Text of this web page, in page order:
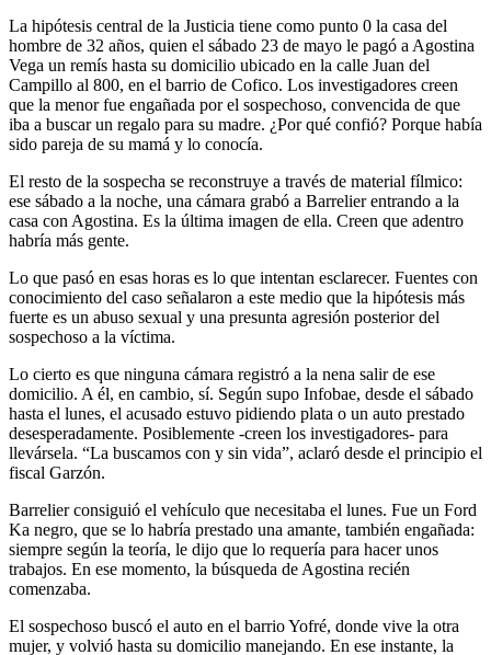
La hipótesis central de la Justicia tiene como punto 0 la casa del
hombre de 32 años, quien el sábado 23 de mayo le pagó a Agostina
Vega un remís hasta su domicilio ubicado en la calle Juan del
Campillo al 800, en el barrio de Cofico. Los investigadores creen
que la menor fue engañada por el sospechoso, convencida de que
iba a buscar un regalo para su madre. ¿Por qué confió? Porque había
sido pareja de su mamá y lo conocía.
El resto de la sospecha se reconstruye a través de material fílmico:
ese sábado a la noche, una cámara grabó a Barrelier entrando a la
casa con Agostina. Es la última imagen de ella. Creen que adentro
habría más gente.
Lo que pasó en esas horas es lo que intentan esclarecer. Fuentes con
conocimiento del caso señalaron a este medio que la hipótesis más
fuerte es un abuso sexual y una presunta agresión posterior del
sospechoso a la víctima.
Lo cierto es que ninguna cámara registró a la nena salir de ese
domicilio. A él, en cambio, sí. Según supo Infobae, desde el sábado
hasta el lunes, el acusado estuvo pidiendo plata o un auto prestado
desesperadamente. Posiblemente -creen los investigadores- para
llevársela. “La buscamos con y sin vida”, aclaró desde el principio el
fiscal Garzón.
Barrelier consiguió el vehículo que necesitaba el lunes. Fue un Ford
Ka negro, que se lo habría prestado una amante, también engañada:
siempre según la teoría, le dijo que lo requería para hacer unos
trabajos. En ese momento, la búsqueda de Agostina recién
comenzaba.
El sospechoso buscó el auto en el barrio Yofré, donde vive la otra
mujer, y volvió hasta su domicilio manejando. En ese instante, la